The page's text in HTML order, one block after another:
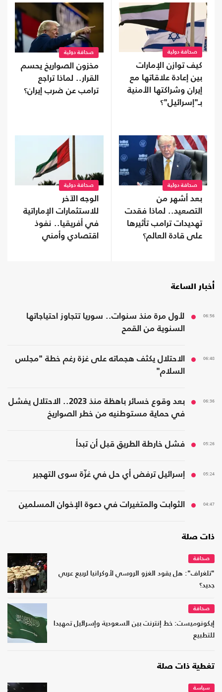
صحافة دولية
كيف توازن الإمارات
بين إعادة علاقاتها مع
إيران وشراكتها الأمنية
بـ"إسرائيل"؟
صحافة دولية
مخزون الصواريخ يحسم
القرار.. لماذا تراجع
ترامب عن ضرب إيران؟
صحافة دولية
بعد أشهر من
التصعيد.. لماذا فقدت
تهديدات ترامب تأثيرها
على قادة العالم؟
صحافة دولية
الوجه الآخر
للاستثمارات الإماراتية
في أفريقيا.. نفوذ
اقتصادي وأمني
أخبار الساعة
06:56
لأول مرة منذ سنوات.. سوريا تتجاوز احتياجاتها
السنوية من القمح
06:48
الاحتلال يكثف هجماته على غزة رغم خطة "مجلس
السلام"
06:36
بعد وقوع خسائر باهظة منذ 2023.. الاحتلال يفشل
في حماية مستوطنيه من خطر الصواريخ
05:26 فشل خارطة الطريق قبل أن تبدأ
05:24 إسرائيل ترفض أي حل في غزّة سوى التهجير
04:47 الثوابت والمتغيرات في دعوة الإخوان المسلمين
ذات صلة
صحافة
"تلغراف": هل يقود الغزو الروسي لأوكرانيا لربيع عربي
جديد؟
صحافة
إيكونوميست: خط إنترنت بين السعودية وإسرائيل تمهيدا
للتطبيع
تغطية ذات صلة
سياسة